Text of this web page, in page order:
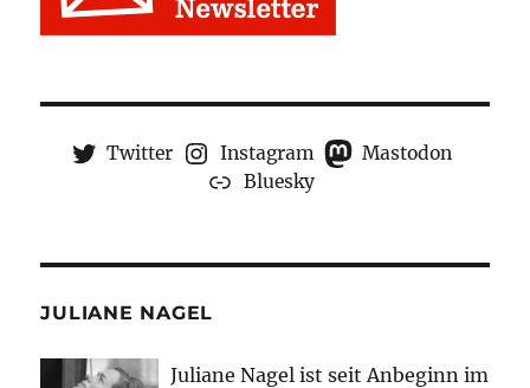
Twitter Instagram
Mastodon
Bluesky
JULIANE NAGEL
Juliane Nagel ist seit Anbeginn im